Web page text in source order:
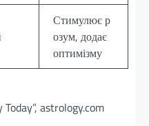
Стимулює р
озум, додає
оптимізму
astrology.com